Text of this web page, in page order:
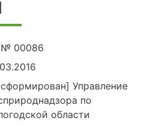
00086
Управление
по
области